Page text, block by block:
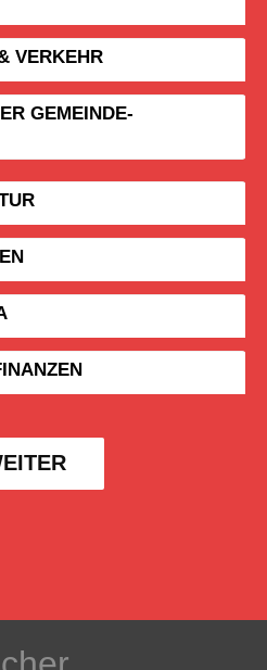
VERKEHR
GEMEINDE­